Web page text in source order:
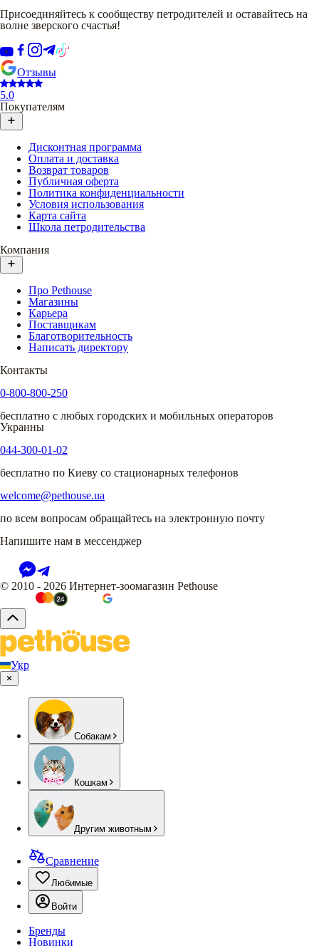
Присоединяйтесь к сообществу петродителей и оставайтесь на
волне зверского счастья!
Отзывы
5.0
Покупателям
Дисконтная программа
Оплата и доставка
Возврат товаров
Публичная оферта
Политика конфиденциальности
Условия использования
Карта сайта
Школа петродительства
Компания
Про Pethouse
Магазины
Карьера
Поставщикам
Благотворительность
Написать директору
Контакты
0-800-800-250
бесплатно с любых городских и мобильных операторов
Украины
044-300-01-02
бесплатно по Киеву со стационарных телефонов
welcome@pethouse.ua
по всем вопросам обращайтесь на электронную почту
Напишите нам в мессенджер
© 2010 - 2026 Интернет-зоомагазин Pethouse
Укр
Собакам
Кошкам
Другим животным
Сравнение
Любимые
Войти
Бренды
Новинки